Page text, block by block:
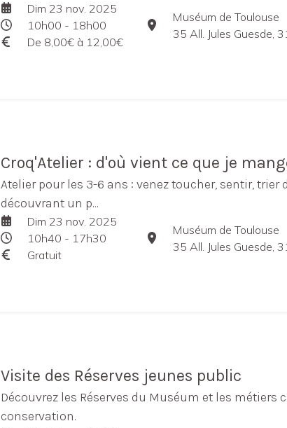
Dim 23 nov. 2025
10h00 - 18h00
De 8,00€ à 12,00€
Muséum de Toulouse
35 All. Jules Guesde,
Croq'Atelier : d'où vient ce que je
Atelier pour les 3-6 ans : venez toucher, sentir, trier
découvrant un p...
Dim 23 nov. 2025
10h40 - 17h30
Gratuit
Muséum de Toulouse
35 All. Jules Guesde,
Visite des Réserves jeunes public
Découvrez les Réserves du Muséum et les métiers
conservation.